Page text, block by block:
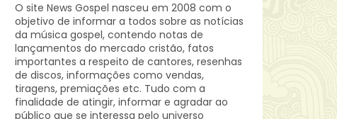
O site News Gospel nasceu em 2008 com o
objetivo de informar a todos sobre as notícias
da música gospel, contendo notas de
lançamentos do mercado cristão, fatos
importantes a respeito de cantores, resenhas
de discos, informações como vendas,
tiragens, premiações etc. Tudo com a
finalidade de atingir, informar e agradar ao
público que se interessa pelo universo